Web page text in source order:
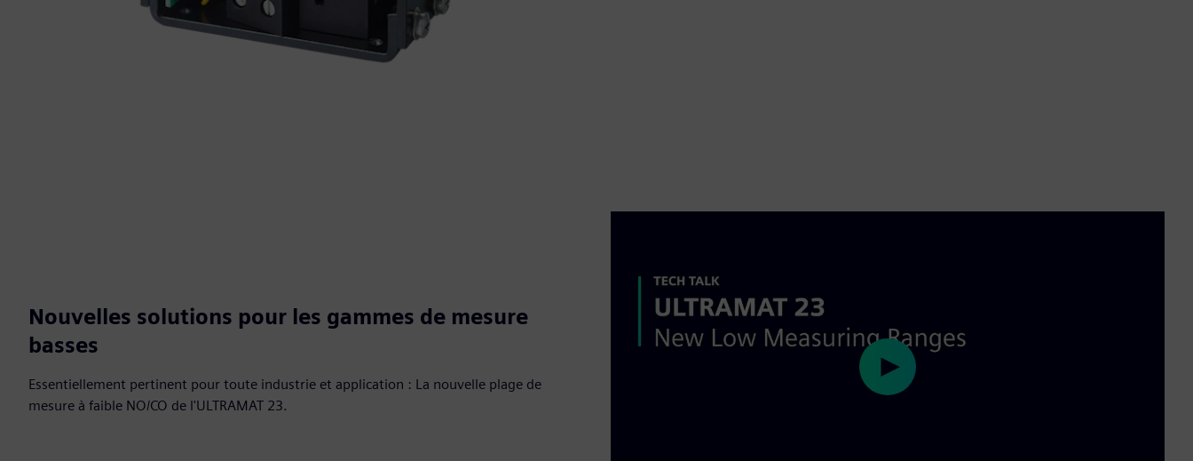
Nouvelles solutions pour les gammes de mesure
basses
Essentiellement pertinent pour toute industrie et application : La nouvelle plage de
mesure à faible NO/CO de l'ULTRAMAT 23.
Play